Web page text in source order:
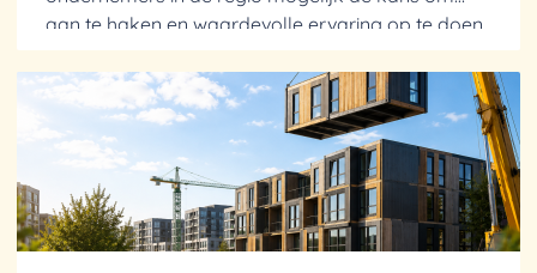
aan te haken en waardevolle ervaring op te doen.